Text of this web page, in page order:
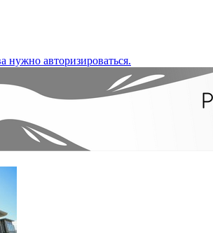
нужно авторизироваться.